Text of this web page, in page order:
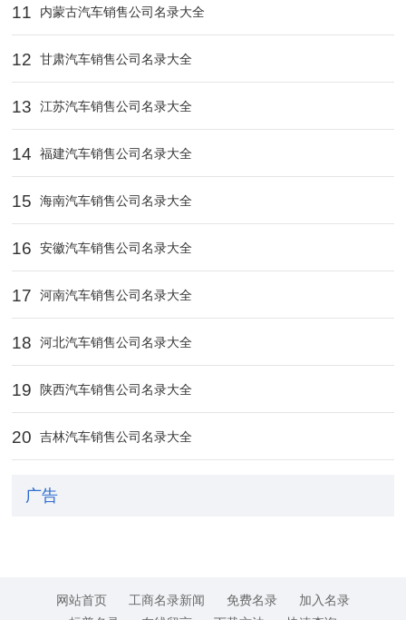
11 内蒙古汽车销售公司名录大全
12 甘肃汽车销售公司名录大全
13 江苏汽车销售公司名录大全
14 福建汽车销售公司名录大全
15 海南汽车销售公司名录大全
16 安徽汽车销售公司名录大全
17 河南汽车销售公司名录大全
18 河北汽车销售公司名录大全
19 陕西汽车销售公司名录大全
20 吉林汽车销售公司名录大全
广告
网站首页 工商名录新闻 免费名录
加入名录